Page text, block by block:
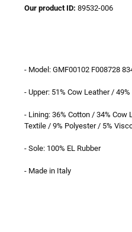
Our product ID: 89532-006
- Model: GMF00102 F008728
- Upper: 51% Cow Leather /
- Lining: 36% Cotton / 34% Cow
Textile / 9% Polyester / 5%
- Sole: 100% EL Rubber
- Made in Italy